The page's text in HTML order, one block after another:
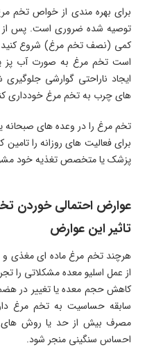
برای بهره مندی از خواص تخم
توصیه شده ضروری است. پس از
کمی (نصف تخم مرغ) شروع کنید
است تخم مرغ به صورت آب پز یا
ایجاد ناراحتی گوارشی
های چرب به تخم مرغ خودداری
تخم مرغ را در وعده های صبحانه
برای فعالیت های روزانه را
پزشک یا متخصص تغذیه خود
عوارض احتمالی خوردن
تاثیر این عوارض
هرچند تخم مرغ ماده ای مغذی
از عمل اسلیو معده مشکلاتی را
کاهش حجم معده یا تغییر در
سابقه حساسیت به تخم مرغ
مصرف بیش از حد یا روش
احساس سنگینی منجر شود.